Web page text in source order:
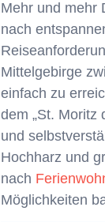
Mehr und mehr
nach
Mittelgebirge
einfach zu
dem „St. Moritz
und
Hochharz und
nach
Möglichkeiten